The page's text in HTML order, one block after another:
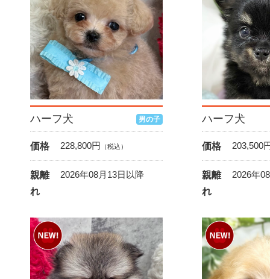
ハーフ犬 男の子
価格 228,800円 （税込）
親離
れ
2026年08月13日以降
ハーフ犬
価格 203,500
親離
れ
2026年